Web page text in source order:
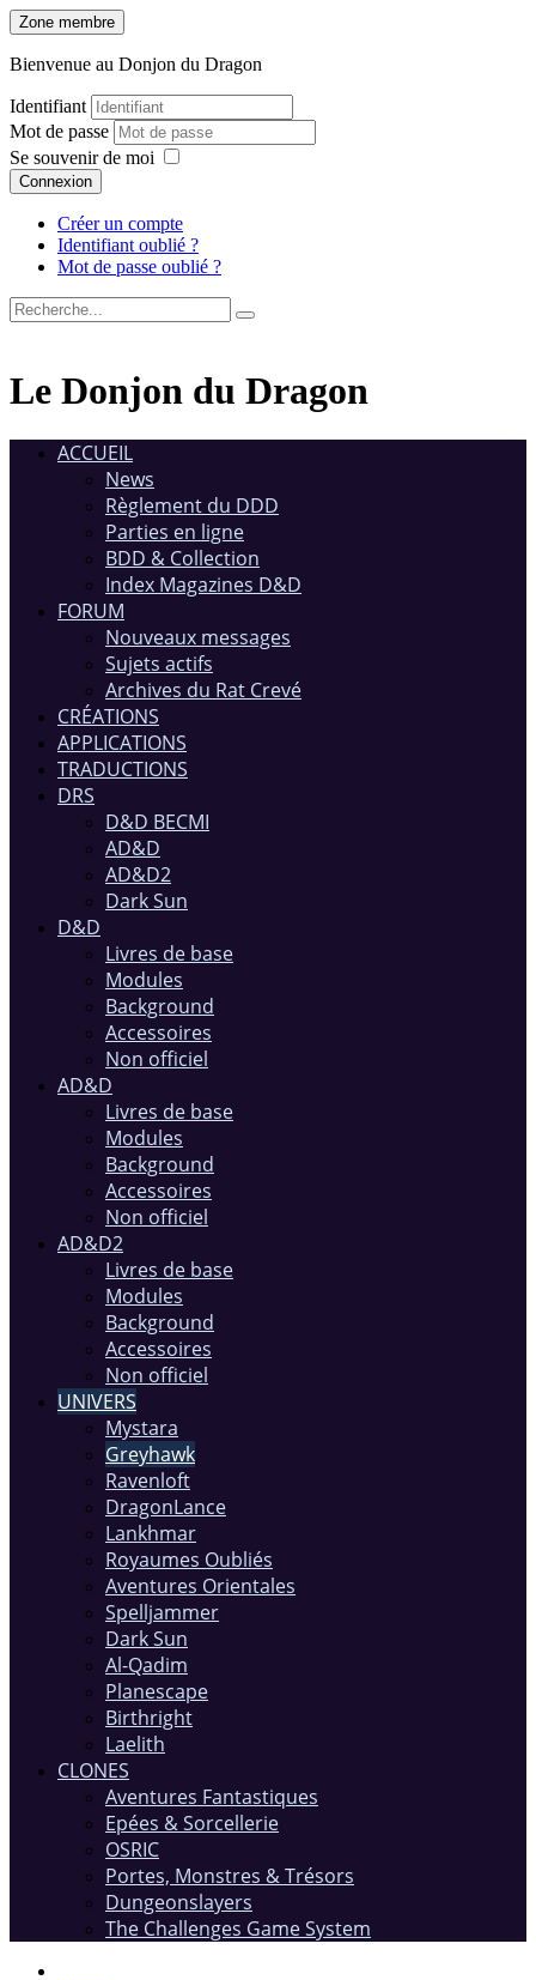
Zone membre
Bienvenue au Donjon du Dragon
Identifiant
Mot de passe
Se souvenir de moi
Connexion
Créer un compte
Identifiant oublié ?
Mot de passe oublié ?
Le Donjon du Dragon
ACCUEIL
News
Règlement du DDD
Parties en ligne
BDD & Collection
Index Magazines D&D
FORUM
Nouveaux messages
Sujets actifs
Archives du Rat Crevé
CRÉATIONS
APPLICATIONS
TRADUCTIONS
DRS
D&D BECMI
AD&D
AD&D2
Dark Sun
D&D
Livres de base
Modules
Background
Accessoires
Non officiel
AD&D
Livres de base
Modules
Background
Accessoires
Non officiel
AD&D2
Livres de base
Modules
Background
Accessoires
Non officiel
UNIVERS
Mystara
Greyhawk
Ravenloft
DragonLance
Lankhmar
Royaumes Oubliés
Aventures Orientales
Spelljammer
Dark Sun
Al-Qadim
Planescape
Birthright
Laelith
CLONES
Aventures Fantastiques
Epées & Sorcellerie
OSRIC
Portes, Monstres & Trésors
Dungeonslayers
The Challenges Game System